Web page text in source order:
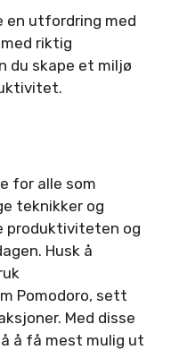
en utfordring med
riktig
du skape et miljø
for alle som
teknikker og
produktiviteten og
Husk å
Pomodoro, sett
Med disse
å få mest mulig ut